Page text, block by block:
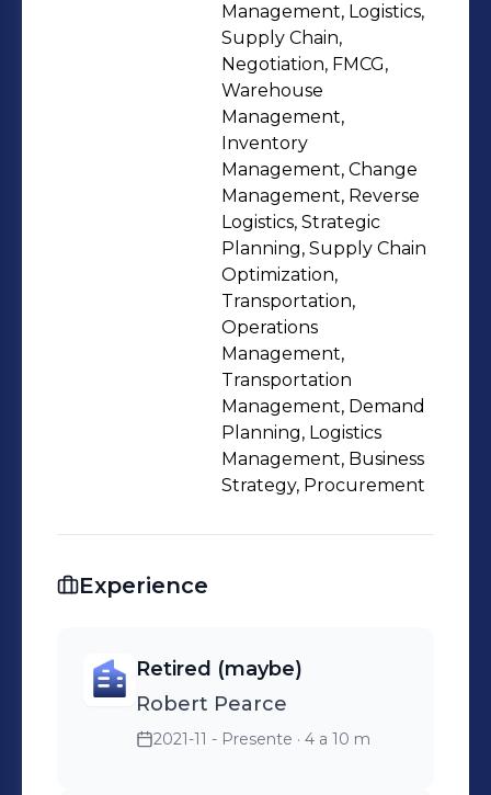
Management, Logistics,
Supply Chain,
Negotiation, FMCG,
Warehouse
Management,
Inventory
Management, Change
Management, Reverse
Logistics, Strategic
Planning, Supply Chain
Optimization,
Transportation,
Operations
Management,
Transportation
Management, Demand
Planning, Logistics
Management, Business
Strategy, Procurement
Experience
Retired (maybe)
Robert Pearce
2021-11 - Presente · 4 a 10 m